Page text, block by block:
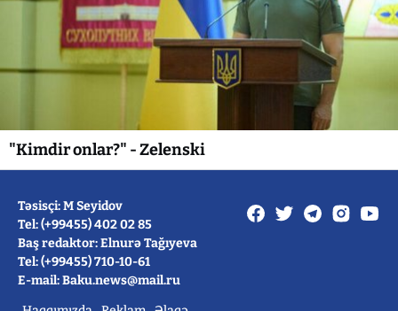
"Kimdir onlar?" - Zelenski
Təsisçi: M Seyidov
Tel: (+99455) 402 02 85
Baş redaktor: Elnurə Tağıyeva
Tel: (+99455) 710-10-61
E-mail: Baku.news@mail.ru